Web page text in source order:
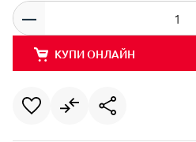
КУПИ ОНЛАЙН